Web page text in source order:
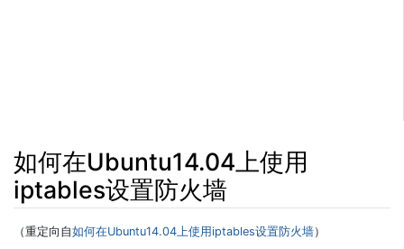
如何在Ubuntu14.04上使用
iptables设置防火墙
（重定向自如何在Ubuntu14.04上使用iptables设置防火墙）